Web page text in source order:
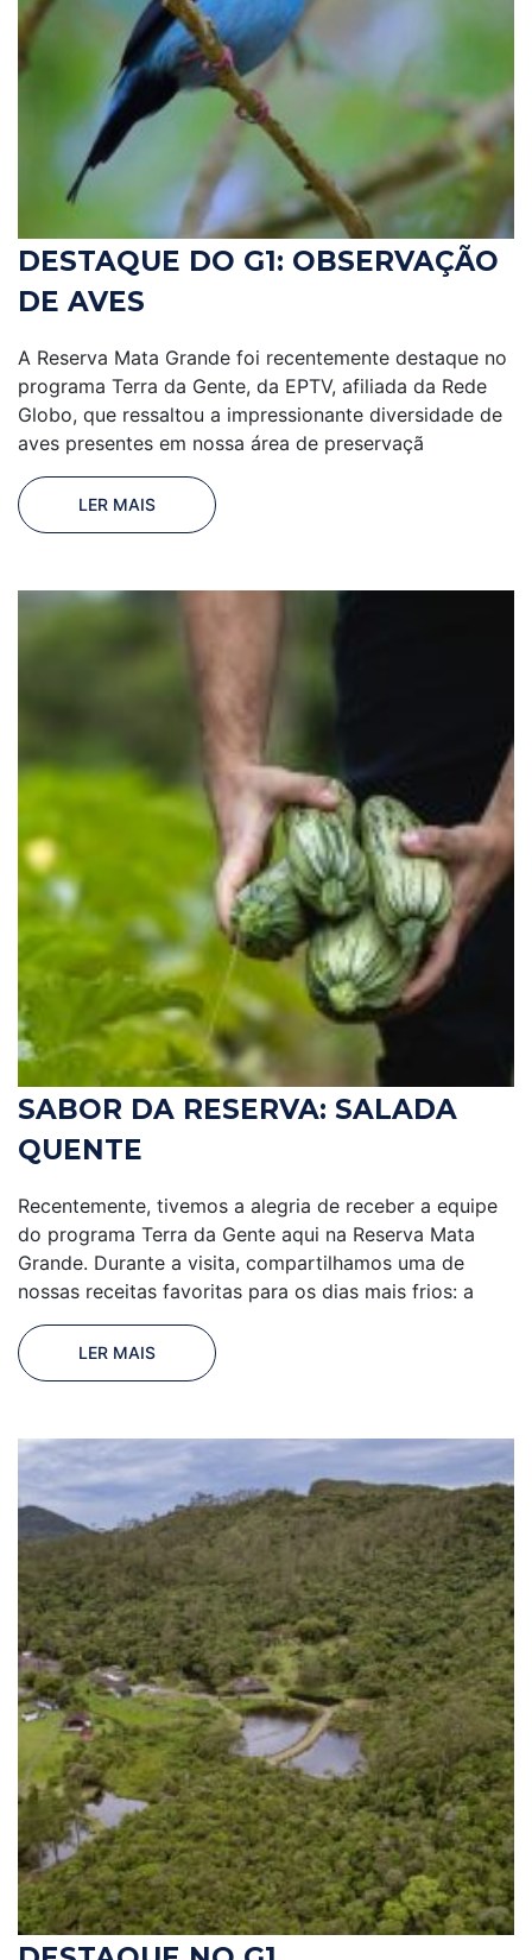
DESTAQUE DO G1: OBSERVAÇÃO
DE AVES
A Reserva Mata Grande foi recentemente destaque no
programa Terra da Gente, da EPTV, afiliada da Rede
Globo, que ressaltou a impressionante diversidade de
aves presentes em nossa área de preservaçã
LER MAIS
SABOR DA RESERVA: SALADA
QUENTE
Recentemente, tivemos a alegria de receber a equipe
do programa Terra da Gente aqui na Reserva Mata
Grande. Durante a visita, compartilhamos uma de
nossas receitas favoritas para os dias mais frios: a
LER MAIS